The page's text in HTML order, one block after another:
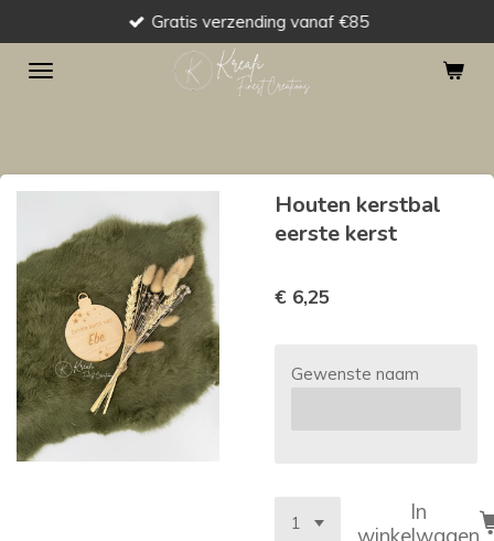
direct
naar
Gratis verzending vanaf €85
Houten kerstbal
eerste kerst
€ 6,25
Gewenste naam
In
winkelwagen